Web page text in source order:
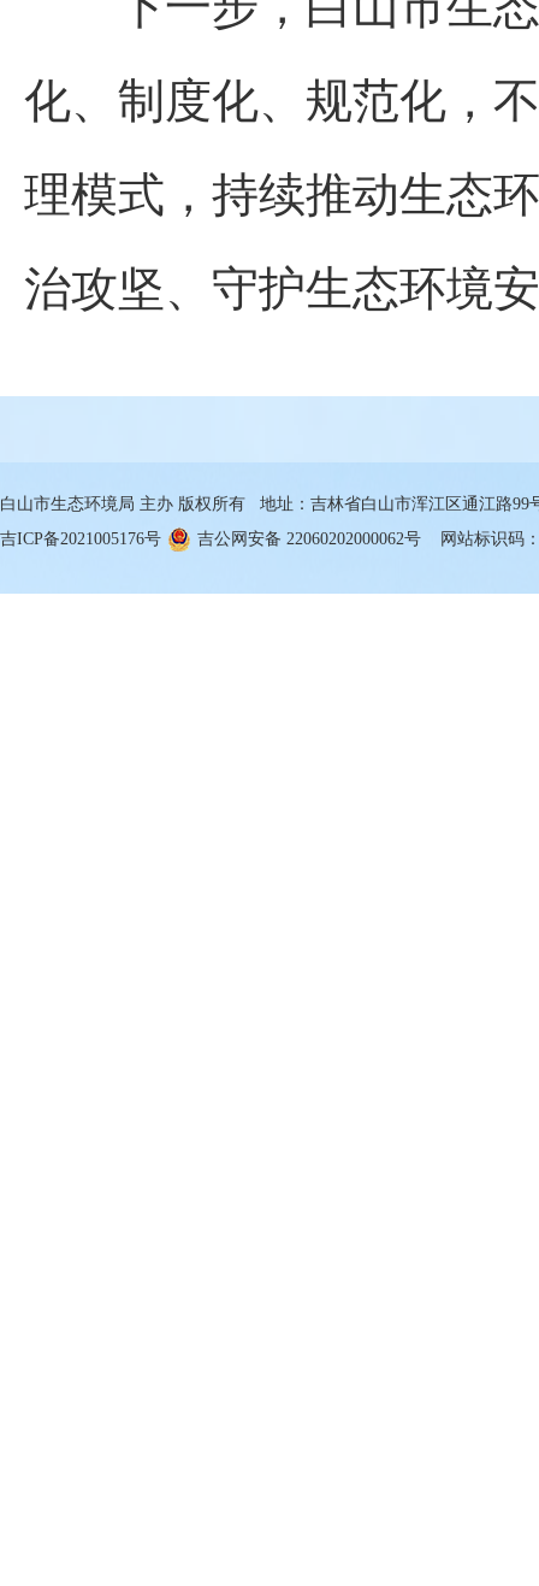
化、制度化、规范化，
理模式，持续推动生态
治攻坚、守护生态环境
白山市生态环境局 主办 版权所有 地址：吉林省白山市浑江区通江路99
吉ICP备2021005176号
吉公网安备 22060202000062号 网站标识码